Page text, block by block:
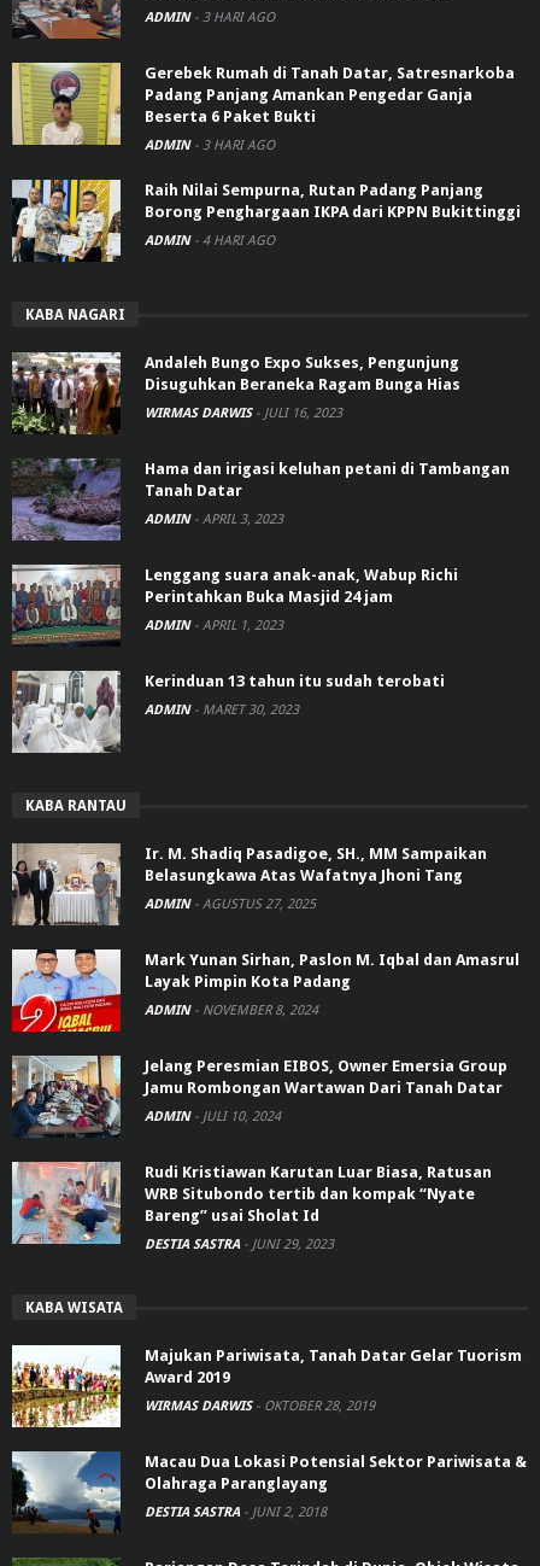
ADMIN - 3 HARI AGO
Gerebek Rumah di Tanah Datar, Satresnarkoba
Padang Panjang Amankan Pengedar Ganja
Beserta 6 Paket Bukti
ADMIN - 3 HARI AGO
Raih Nilai Sempurna, Rutan Padang Panjang
Borong Penghargaan IKPA dari KPPN Bukittinggi
ADMIN - 4 HARI AGO
KABA NAGARI
Andaleh Bungo Expo Sukses, Pengunjung
Disuguhkan Beraneka Ragam Bunga Hias
WIRMAS DARWIS - JULI 16, 2023
Hama dan irigasi keluhan petani di Tambangan
Tanah Datar
ADMIN - APRIL 3, 2023
Lenggang suara anak-anak, Wabup Richi
Perintahkan Buka Masjid 24 jam
ADMIN - APRIL 1, 2023
Kerinduan 13 tahun itu sudah terobati
ADMIN - MARET 30, 2023
KABA RANTAU
Ir. M. Shadiq Pasadigoe, SH., MM Sampaikan
Belasungkawa Atas Wafatnya Jhoni Tang
ADMIN - AGUSTUS 27, 2025
Mark Yunan Sirhan, Paslon M. Iqbal dan Amasrul
Layak Pimpin Kota Padang
ADMIN - NOVEMBER 8, 2024
Jelang Peresmian EIBOS, Owner Emersia Group
Jamu Rombongan Wartawan Dari Tanah Datar
ADMIN - JULI 10, 2024
Rudi Kristiawan Karutan Luar Biasa, Ratusan
WRB Situbondo tertib dan kompak “Nyate
Bareng” usai Sholat Id
DESTIA SASTRA - JUNI 29, 2023
KABA WISATA
Majukan Pariwisata, Tanah Datar Gelar Tuorism
Award 2019
WIRMAS DARWIS - OKTOBER 28, 2019
Macau Dua Lokasi Potensial Sektor Pariwisata &
Olahraga Paranglayang
DESTIA SASTRA - JUNI 2, 2018